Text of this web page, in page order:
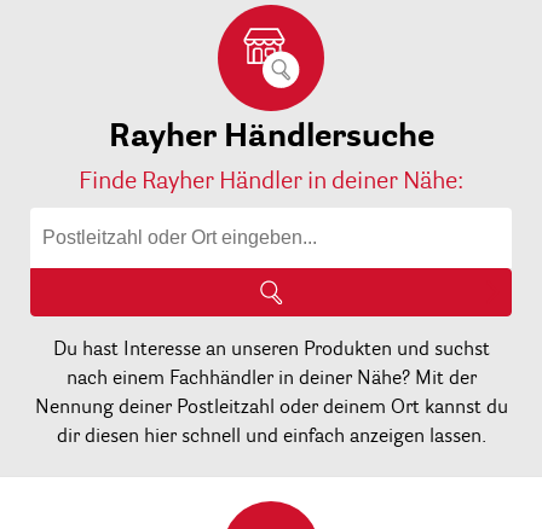
Rayher Händlersuche
Finde Rayher Händler in deiner Nähe:
Du hast Interesse an unseren Produkten und suchst
nach einem Fachhändler in deiner Nähe? Mit der
Nennung deiner Postleitzahl oder deinem Ort kannst du
dir diesen hier schnell und einfach anzeigen lassen.